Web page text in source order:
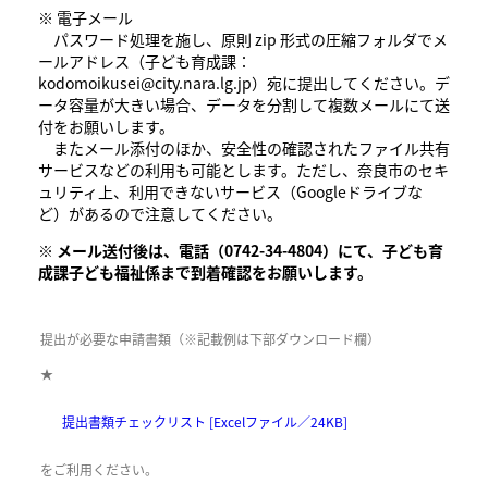
※ 電子メール
パスワード処理を施し、原則 zip 形式の圧縮フォルダでメ
ールアドレス（子ども育成課：
kodomoikusei@city.nara.lg.jp）宛に提出してください。デ
ータ容量が大きい場合、データを分割して複数メールにて送
付をお願いします。
またメール添付のほか、安全性の確認されたファイル共有
サービスなどの利用も可能とします。ただし、奈良市のセキ
ュリティ上、利用できないサービス（Googleドライブな
ど）があるので注意してください。
※ メール送付後は、電話（0742-34-4804）にて、子ども育
成課子ども福祉係まで到着確認をお願いします。
提出が必要な申請書類（※記載例は下部ダウンロード欄）
★
提出書類チェックリスト [Excelファイル／24KB]
をご利用ください。